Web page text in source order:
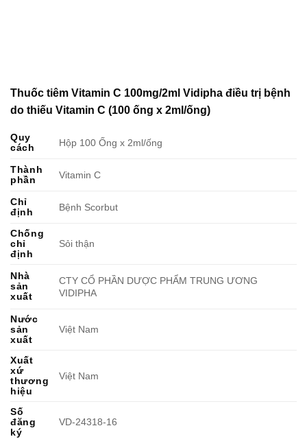
Thuốc tiêm Vitamin C 100mg/2ml Vidipha điều trị bệnh
do thiếu Vitamin C (100 ống x 2ml/ống)
Quy
cách
Hộp 100 Ống x 2ml/ống
Thành
phần
Vitamin C
Chỉ
định
Bệnh Scorbut
Chống
chỉ
định
Sỏi thận
Nhà
sản
xuất
CTY CỔ PHẦN DƯỢC PHẨM TRUNG ƯƠNG
VIDIPHA
Nước
sản
xuất
Việt Nam
Xuất
xứ
thương
hiệu
Việt Nam
Số
đăng
ký
VD-24318-16